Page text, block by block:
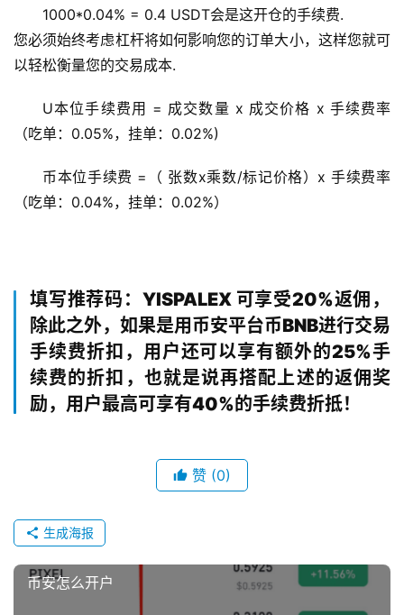
1000*0.04% = 0.4 USDT会是这开仓的手续费.
您必须始终考虑杠杆将如何影响您的订单大小，这样您就可
以轻松衡量您的交易成本.
U本位手续费用 = 成交数量 x 成交价格 x 手续费率
（吃单：0.05%，挂单：0.02%)
币本位手续费 =（ 张数x乘数/标记价格）x 手续费率
（吃单：0.04%，挂单：0.02%）
填写推荐码：YISPALEX 可享受20%返佣，
除此之外，如果是用币安平台币BNB进行交易
手续费折扣，用户还可以享有额外的25%手
续费的折扣，也就是说再搭配上述的返佣奖
励，用户最高可享有40%的手续费折抵！
赞 (0)
生成海报
币安怎么开户